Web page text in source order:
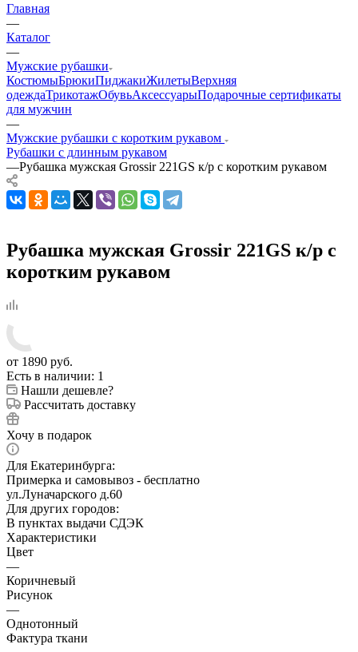
Главная
—
Каталог
—
Мужские рубашки
КостюмыБрюкиПиджакиЖилетыВерхняя
одеждаТрикотажОбувьАксессуарыПодарочные сертификаты
для мужчин
—
Мужские рубашки с коротким рукавом
Рубашки с длинным рукавом
—Рубашка мужская Grossir 221GS к/р с коротким рукавом
Рубашка мужская Grossir 221GS к/р с
коротким рукавом
от 1890 руб.
Есть в наличии: 1
Нашли дешевле?
Рассчитать доставку
Хочу в подарок
Для Екатеринбурга:
Примерка и самовывоз - бесплатно
ул.Луначарского д.60
Для других городов:
В пунктах выдачи СДЭК
Характеристики
Цвет
—
Коричневый
Рисунок
—
Однотонный
Фактура ткани